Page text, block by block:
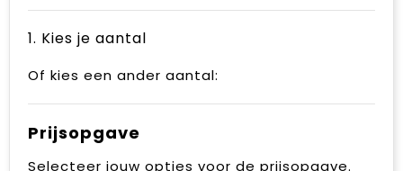
1. Kies je aantal
Of kies een ander aantal:
Prijsopgave
Selecteer jouw opties voor de prijsopgave.